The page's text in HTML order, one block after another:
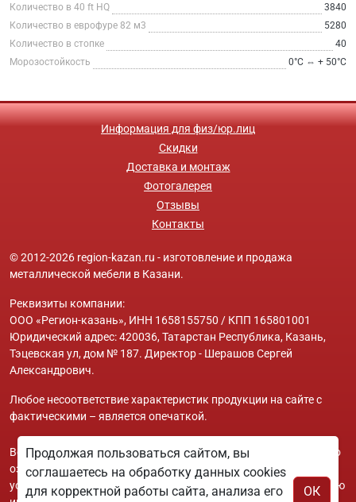
Количество в 40 ft HQ
3840
Количество в еврофуре 82 м3
5280
Количество в стопке
40
Морозостойкость
0°С ⇔ + 50°С
Информация для физ/юр.лиц
Скидки
Доставка и монтаж
Фотогалерея
Отзывы
Контакты
© 2012-2026 region-kazan.ru - изготовление и продажа
металлической мебели в Казани.
Реквизиты компании:
ООО «Регион-казань», ИНН 1658155750 / КПП 165801001
Юридический адрес: 420036, Татарстан Республика, Казань,
Тэцевская ул, дом № 187. Директор - Шерашов Сергей
Александрович.
Любое несоответствие характеристик продукции на сайте с
фактическими – является опечаткой.
Вся информация на сайте region-kazan.ru носит исключительно
ознакомительный и справочный характер и ни при каких
условиях не является публичной офертой. Всю дополнительную
Продолжая пользоваться сайтом, вы
соглашаетесь на обработку данных cookies
для корректной работы сайта, анализа его
ОК